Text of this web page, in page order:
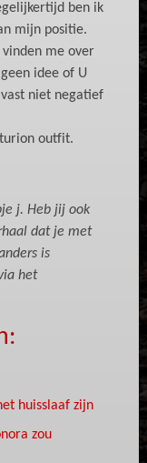
ben ik
mijn positie.
me over
idee of U
niet negatief
outfit.
j. Heb jij ook
dat je met
is
het
huisslaaf zijn
zou